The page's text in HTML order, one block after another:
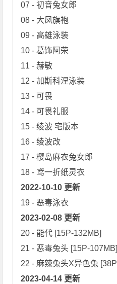
07 - 初音兔女郎
08 - 大凤旗袍
09 - 高雄泳装
10 - 葛饰阿荣
11 - 赫敏
12 - 加斯科涅泳装
13 - 可畏
14 - 可畏礼服
15 - 绫波 宅版本
16 - 绫波改
17 - 樱岛麻衣兔女郎
2022-10-10 更新
2023-02-08 更新
20 - 能代 [15P-132MB]
21 - 恶毒兔头 [15P-107MB]
2023-04-14 更新